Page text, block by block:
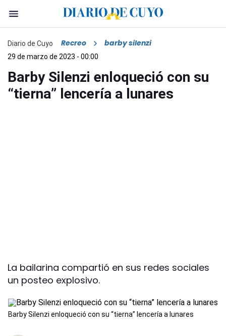
Diario de Cuyo Recreo barby silenzi
29 de marzo de 2023 - 00:00
Barby Silenzi enloqueció con su
“tierna” lencería a lunares
La bailarina compartió en sus redes sociales
un posteo explosivo.
Barby Silenzi enloqueció con su “tierna” lencería a lunares